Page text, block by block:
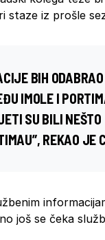
staze iz prošle
BIH
IMOLE I
SU BILI
REKAO JE
još se čeka